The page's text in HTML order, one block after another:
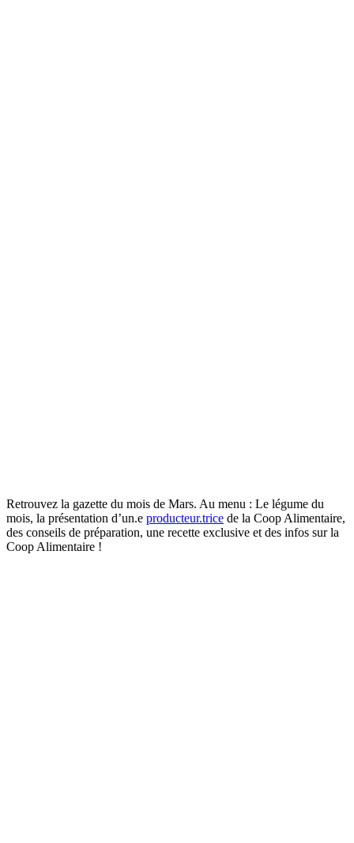
Retrouvez la gazette du mois de Mars. Au menu : Le légume du
mois, la présentation d’un.e producteur.trice de la Coop Alimentaire,
des conseils de préparation, une recette exclusive et des infos sur la
Coop Alimentaire !